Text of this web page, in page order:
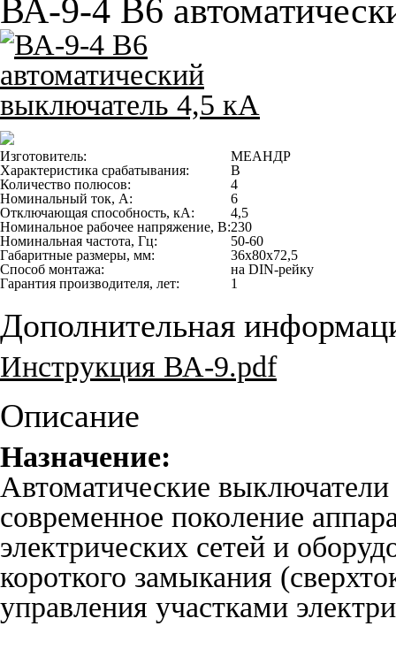
ВА-9-4 B6
Изготовитель:
МЕАНДР
Характеристика срабатывания:
B
Количество полюсов:
4
Номинальный ток, А:
6
Отключающая способность, кА:
4,5
Номинальное рабочее напряжение, В:230
Номинальная частота, Гц:
50-60
Габаритные размеры, мм:
36х80х72,5
Способ монтажа:
на DIN-рейку
Гарантия производителя, лет:
1
Дополнительная
Инструкция ВА-9.pdf
Описание
Назначение:
Автоматические
современное поколение
электрических сетей и
короткого замыкания
управления участками